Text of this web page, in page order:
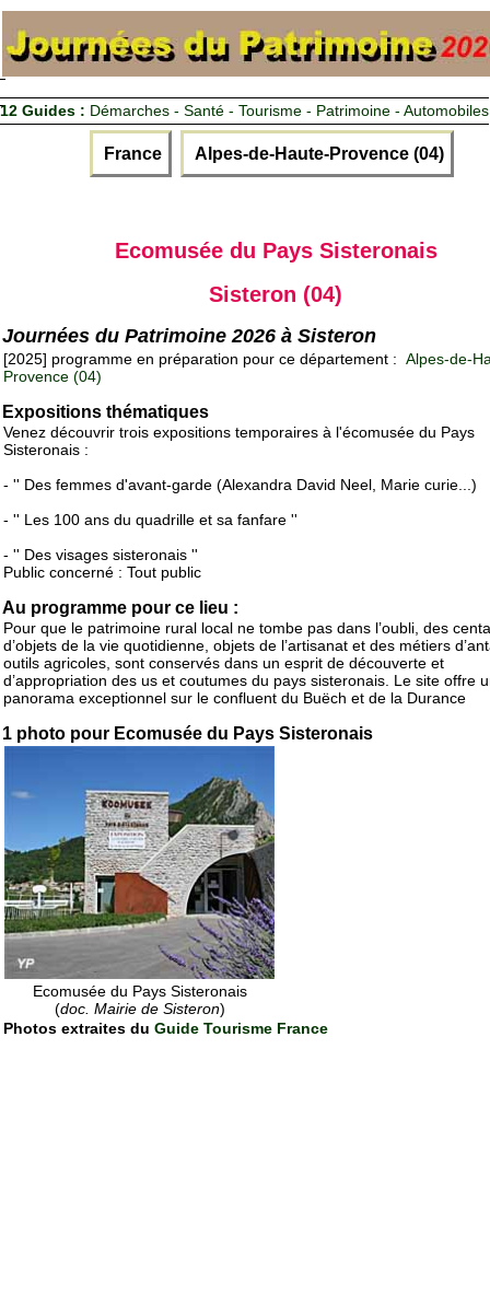
12 Guides : Démarches - Santé - Tourisme - Patrimoine - Automobiles
France Alpes-de-Haute-Provence (04)
Ecomusée du Pays Sisteronais
Sisteron (04)
Journées du Patrimoine 2026 à Sisteron
[2025] programme en préparation pour ce département : Alpes-de-
Provence (04)
Expositions thématiques
Venez découvrir trois expositions temporaires à l'écomusée du Pays
Sisteronais :
- '' Des femmes d'avant-garde (Alexandra David Neel, Marie curie...)
- '' Les 100 ans du quadrille et sa fanfare ''
- '' Des visages sisteronais ''
Public concerné : Tout public
Au programme pour ce lieu :
Pour que le patrimoine rural local ne tombe pas dans l’oubli, des
d’objets de la vie quotidienne, objets de l’artisanat et des métiers
outils agricoles, sont conservés dans un esprit de découverte et
d’appropriation des us et coutumes du pays sisteronais. Le site offre
panorama exceptionnel sur le confluent du Buëch et de la Durance
1 photo pour Ecomusée du Pays Sisteronais
Ecomusée du Pays Sisteronais
(doc. Mairie de Sisteron)
Photos extraites du Guide Tourisme France